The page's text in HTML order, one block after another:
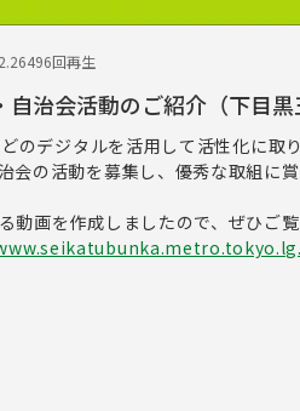
496回再生
治会活動のご紹介（下目黒
のデジタルを活用して活性化に取
会の活動を募集し、優秀な取組に
動画を作成しましたので、ぜひご覧